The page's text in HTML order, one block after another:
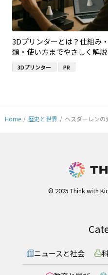
3Dプリンターとは？仕組み
類・使い方までやさしく解説
3Dプリンター PR
Home / 歴史と世界 / ヘスダーレン
© 2025 Think with
ニュースと社会